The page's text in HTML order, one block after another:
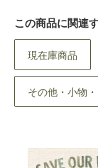
この商品に関連
現在庫商品
その他・小物